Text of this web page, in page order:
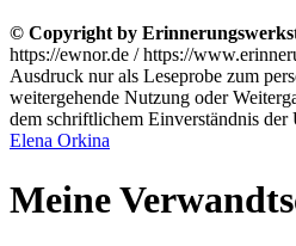
© Copyright by
https://ewnor.de / https://
Ausdruck nur als Leseprobe zum
weitergehende Nutzung oder
dem schriftlichem Einverständnis der
Elena Orkina
Meine